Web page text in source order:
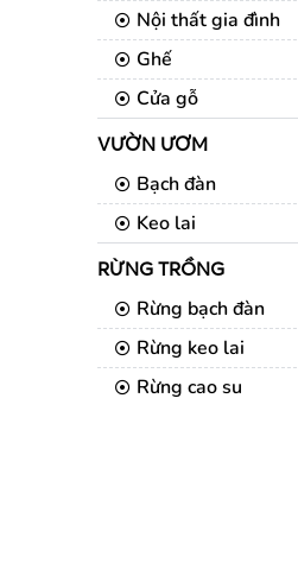
Nội thất gia đình
Ghế
Cửa gỗ
VƯỜN ƯƠM
Bạch đàn
Keo lai
RỪNG TRỒNG
Rừng bạch đàn
Rừng keo lai
Rừng cao su